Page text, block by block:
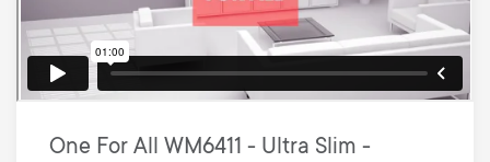
One For All WM6411 - Ultra Slim -